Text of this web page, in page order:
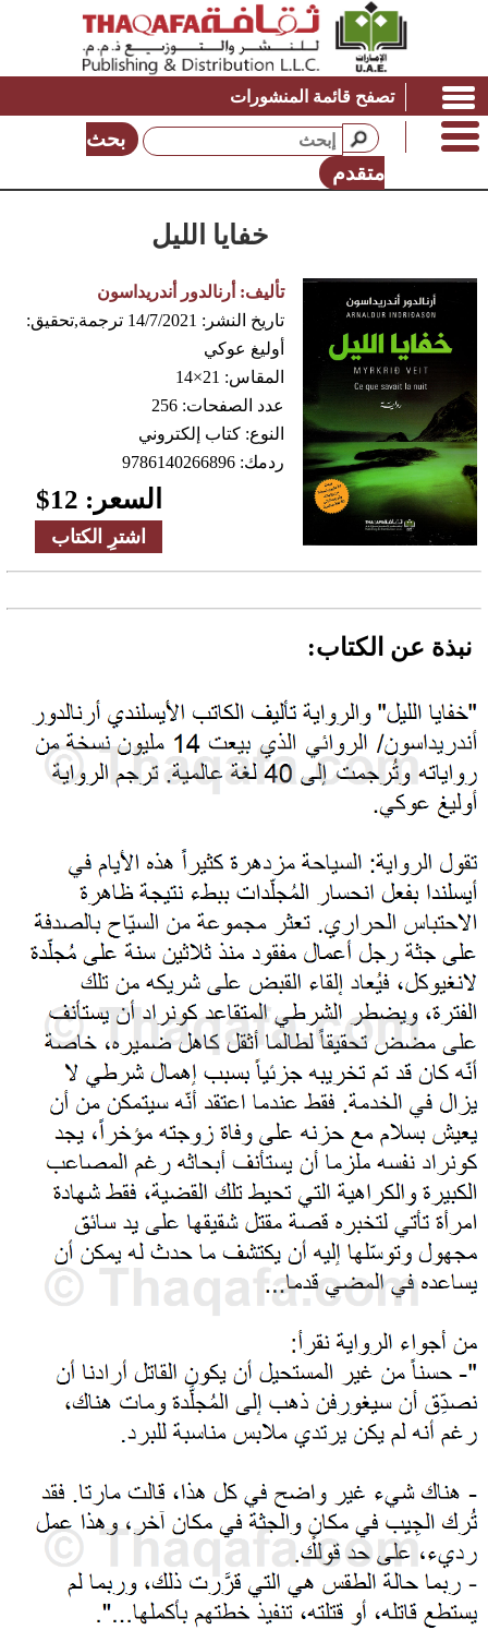
تصفح قائمة المنشورات
بحث
متقدم
خفايا الليل
تأليف: أرنالدور أندريداسون
تاريخ النشر: 14/7/2021 ترجمة,تحقيق:
أوليغ عوكي
المقاس: 21×14
عدد الصفحات: 256
النوع: كتاب إلكتروني
ردمك: 9786140266896
السعر: 12
$
اشترِ الكتاب
نبذة عن الكتاب: